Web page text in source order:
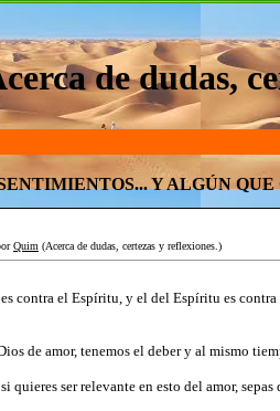
de dudas,
Y ALGÚN QUE
Quim (Acerca de dudas, certezas y reflexiones.)
contra el Espíritu, y el del Espíritu es
de amor, tenemos el deber y al mismo
quieres ser relevante en esto del amor,